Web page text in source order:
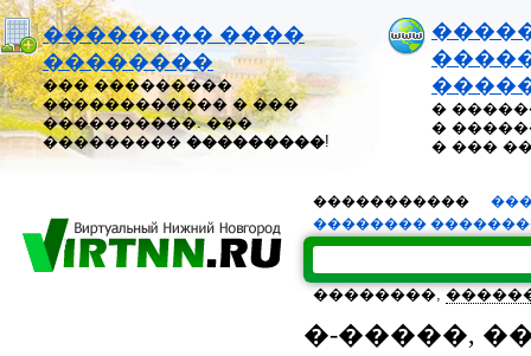
�������� ����
��������
��� ���������
������������ � ���
����������. ���
������������������!
�
�
� ���
�����������
��������
��������,
�-�����,